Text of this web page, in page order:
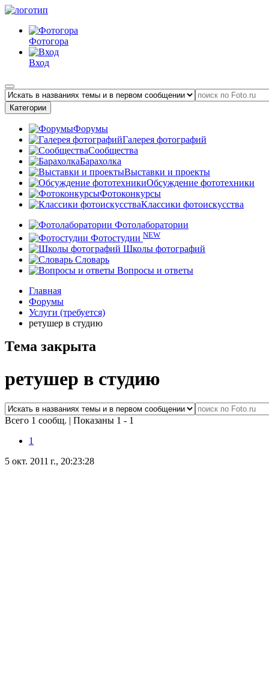
Фотогора
Вход
Категории
Форумы
Галерея фотографий
Сообщества
Барахолка
Выставки и проекты
Обсуждение фототехники
Фотоконкурсы
Классики фотоискусства
Фотолаборатории
Фотостудии NEW
Школы фотографий
Словарь
Вопросы и ответы
Главная
Форумы
Услуги (требуется)
ретушер в студию
Тема закрыта
ретушер в студию
Всего 1 сообщ. | Показаны 1 - 1
1
5 окт. 2011 г., 20:23:28